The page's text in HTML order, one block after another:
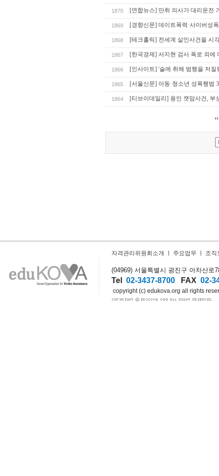
1870 [연합뉴스] 만취 의사가 대리운전
1869 [경향신문] 데이트폭력·사이버
1868 [테크홀릭] 전세계 살인사건을 시
1867 [한국경제] 서지현 검사 폭로 외
1866 [인사이트] '술에 취해 범행을 저
1865 [서울신문] 아동·청소년 성폭행범
1864 [티브이데일리] 용인 캣맘사건,
자격관리위원회소개 주요업무 조직
(04969) 서울특별시 광진구 아차산로
Tel 02-3437-8700 FAX 02-
copyright (c) edukova.org all rights